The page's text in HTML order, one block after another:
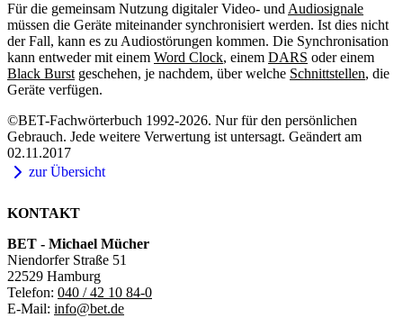
Für die gemeinsam Nutzung digitaler Video- und Audiosignale
müssen die Geräte miteinander synchronisiert werden. Ist dies nicht
der Fall, kann es zu Audiostörungen kommen. Die Synchronisation
kann entweder mit einem Word Clock, einem DARS oder einem
Black Burst geschehen, je nachdem, über welche Schnittstellen, die
Geräte verfügen.
©BET-Fachwörterbuch 1992-2026. Nur für den persönlichen
Gebrauch. Jede weitere Verwertung ist untersagt. Geändert am
02.11.2017
zur Übersicht
KONTAKT
BET - Michael Mücher
Niendorfer Straße 51
22529 Hamburg
Telefon: 040 / 42 10 84-0
E-Mail: info@bet.de